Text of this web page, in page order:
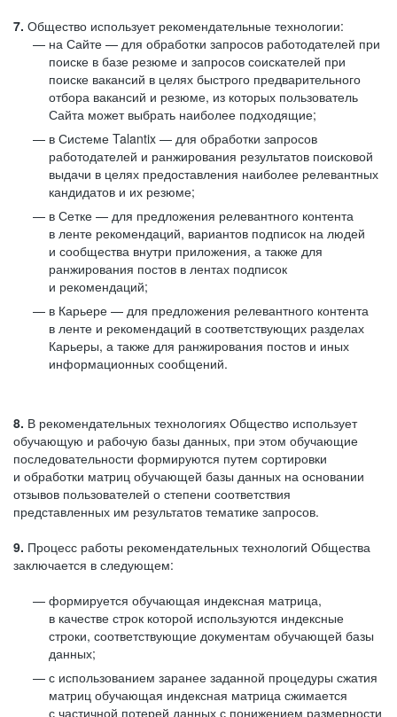
7. Общество использует рекомендательные технологии:
на Сайте — для обработки запросов работодателей при
поиске в базе резюме и запросов соискателей при
поиске вакансий в целях быстрого предварительного
отбора вакансий и резюме, из которых пользователь
Сайта может выбрать наиболее подходящие;
в Системе Talantix — для обработки запросов
работодателей и ранжирования результатов поисковой
выдачи в целях предоставления наиболее релевантных
кандидатов и их резюме;
в Сетке — для предложения релевантного контента
в ленте рекомендаций, вариантов подписок на людей
и сообщества внутри приложения, а также для
ранжирования постов в лентах подписок
и рекомендаций;
в Карьере — для предложения релевантного контента
в ленте и рекомендаций в соответствующих разделах
Карьеры, а также для ранжирования постов и иных
информационных сообщений.
8. В рекомендательных технологиях Общество использует
обучающую и рабочую базы данных, при этом обучающие
последовательности формируются путем сортировки
и обработки матриц обучающей базы данных на основании
отзывов пользователей о степени соответствия
представленных им результатов тематике запросов.
9. Процесс работы рекомендательных технологий Общества
заключается в следующем:
формируется обучающая индексная матрица,
в качестве строк которой используются индексные
строки, соответствующие документам обучающей базы
данных;
с использованием заранее заданной процедуры сжатия
матриц обучающая индексная матрица сжимается
с частичной потерей данных с понижением размерности